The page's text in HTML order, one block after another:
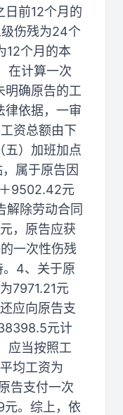
日前12个月的
伤残为24个
12个月的本
在计算一次
明确原告的工
律依据，一审
资总额由下
五）加班加点
属于原告因
9502.42元
解除劳动合同
，原告应获
一次性伤残
。4、关于原
7971.21元
应向原告支
元计
应当按照工
均工资为
告支付一次
。综上，依